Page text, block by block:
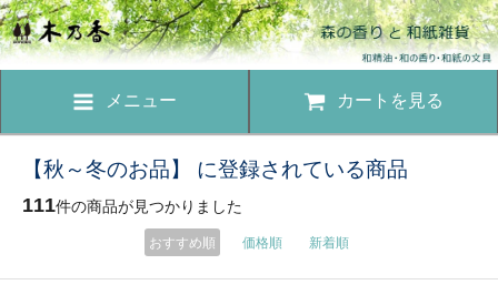
メニュー カートを見る
【秋～冬のお品】 に登録されている商品
111件の商品が見つかりました
おすすめ順 価格順 新着順